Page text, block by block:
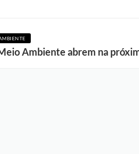
Ambiente abrem na
o
: